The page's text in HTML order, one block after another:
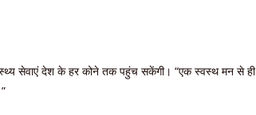
सेवाएं देश के हर कोने तक पहुंच सकेंगी। “एक स्वस्थ मन से ही